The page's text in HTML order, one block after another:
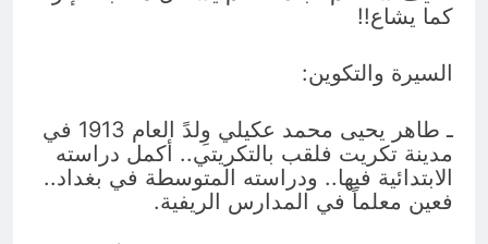
كما يشاع!!
السيرة والتكوين:
ـ طاهر يحيى محمد عكيلي وِلدً العام 1913 في
مدينة تكريت فلقب بالتكريتي.. أكمل دراسته
الابتدائية فيها.. ودراسته المتوسطة في بغداد..
فعين معلماً في المدارس الريفية.